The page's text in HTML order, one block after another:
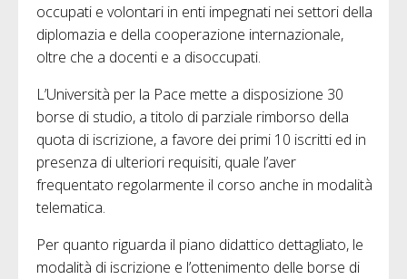
occupati e volontari in enti impegnati nei settori della
diplomazia e della cooperazione internazionale,
oltre che a docenti e a disoccupati.
L’Università per la Pace mette a disposizione 30
borse di studio, a titolo di parziale rimborso della
quota di iscrizione, a favore dei primi 10 iscritti ed in
presenza di ulteriori requisiti, quale l’aver
frequentato regolarmente il corso anche in modalità
telematica.
Per quanto riguarda il piano didattico dettagliato, le
modalità di iscrizione e l’ottenimento delle borse di